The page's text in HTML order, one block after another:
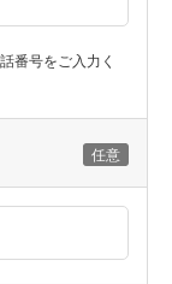
番号をご入力く
任意